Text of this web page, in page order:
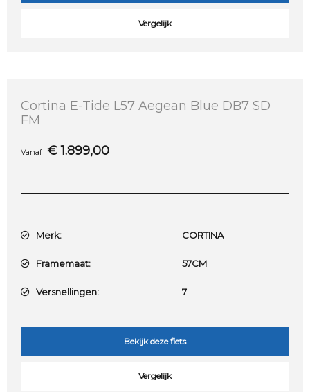
Vergelijk
Cortina E-Tide L57 Aegean Blue DB7 SD
FM
Vanaf € 1.899,00
Merk: CORTINA
Framemaat: 57CM
Versnellingen: 7
Bekijk deze fiets
Vergelijk